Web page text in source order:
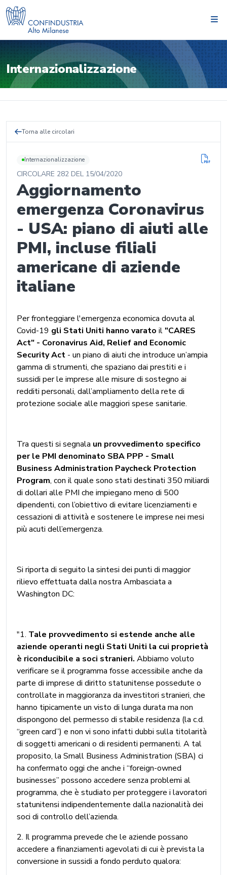
Internazionalizzazione
Torna alle circolari
Internazionalizzazione
CIRCOLARE 282 DEL 15/04/2020
Aggiornamento
emergenza Coronavirus
- USA: piano di aiuti alle
PMI, incluse filiali
americane di aziende
italiane
Per fronteggiare l'emergenza economica dovuta al
Covid-19 gli Stati Uniti hanno varato il"CARES
Act" - Coronavirus Aid, Relief and Economic
Security Act - un piano di aiuti che introduce un’ampia
gamma di strumenti, che spaziano dai prestiti e i
sussidi per le imprese alle misure di sostegno ai
redditi personali, dall’ampliamento della rete di
protezione sociale alle maggiori spese sanitarie.
Tra questi si segnala un provvedimento specifico
per le PMI denominato SBA PPP - Small
Business Administration Paycheck Protection
Program, con il quale sono stati destinati 350 miliardi
di dollari alle PMI che impiegano meno di 500
dipendenti, con l’obiettivo di evitare licenziamenti e
cessazioni di attività e sostenere le imprese nei mesi
più acuti dell’emergenza.
Si riporta di seguito la sintesi dei punti di maggior
rilievo effettuata dalla nostra Ambasciata a
Washington DC:
"1. Tale provvedimento si estende anche alle
aziende operanti negli Stati Uniti la cui proprietà
è riconducibile a soci stranieri. Abbiamo voluto
verificare se il programma fosse accessibile anche da
parte di imprese di diritto statunitense possedute o
controllate in maggioranza da investitori stranieri, che
hanno tipicamente un visto di lunga durata ma non
dispongono del permesso di stabile residenza (la c.d.
“green card”) e non vi sono infatti dubbi sulla titolarità
di soggetti americani o di residenti permanenti. A tal
proposito, la Small Business Administration (SBA) ci
ha confermato oggi che anche i “foreign-owned
businesses” possono accedere senza problemi al
programma, che è studiato per proteggere i lavoratori
statunitensi indipendentemente dalla nazionalità dei
soci di controllo dell’azienda.
2. Il programma prevede che le aziende possano
accedere a finanziamenti agevolati di cui è prevista la
conversione in sussidi a fondo perduto qualora: